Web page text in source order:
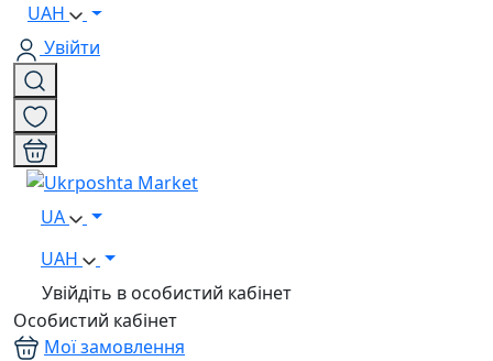
UAH
Увійти
UA
UAH
Увійдіть в особистий кабінет
Особистий кабінет
Мої замовлення